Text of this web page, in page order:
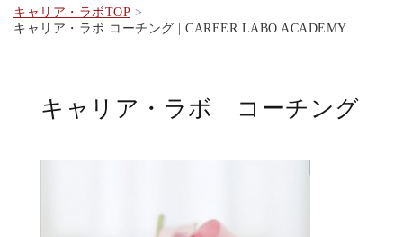
キャリア・ラボTOP
キャリア・ラボ コーチング | CAREER LABO ACADEMY
キャリア・ラボ コーチング